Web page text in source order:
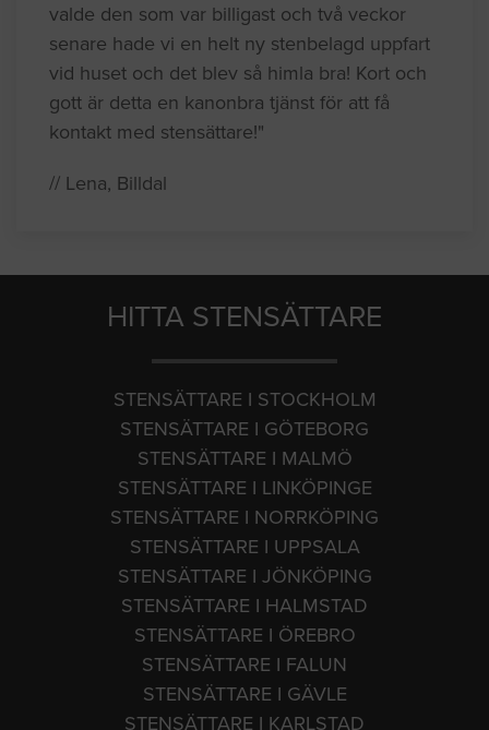
valde den som var billigast och två veckor
senare hade vi en helt ny stenbelagd uppfart
vid huset och det blev så himla bra! Kort och
gott är detta en kanonbra tjänst för att få
kontakt med stensättare!"
// Lena, Billdal
HITTA STENSÄTTARE
STENSÄTTARE I STOCKHOLM
STENSÄTTARE I GÖTEBORG
STENSÄTTARE I MALMÖ
STENSÄTTARE I LINKÖPINGE
STENSÄTTARE I NORRKÖPING
STENSÄTTARE I UPPSALA
STENSÄTTARE I JÖNKÖPING
STENSÄTTARE I HALMSTAD
STENSÄTTARE I ÖREBRO
STENSÄTTARE I FALUN
STENSÄTTARE I GÄVLE
STENSÄTTARE I KARLSTAD